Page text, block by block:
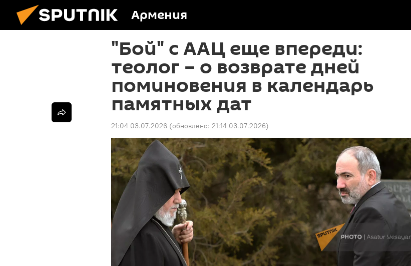
Армения
"Бой" с ААЦ еще впереди:
теолог – о возврате дней
поминовения в календарь
памятных дат
21:04 03.07.2026 (обновлено: 21:14 03.07.2026)